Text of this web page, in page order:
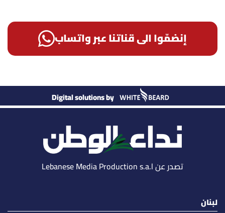
إنضمّوا الى قناتنا عبر واتساب
Digital solutions by
تصدر عن Lebanese Media Production s.a.l
لبنان